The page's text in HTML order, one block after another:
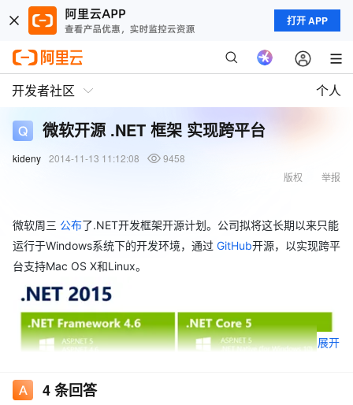
打开 APP
开发者社区 个人
微软开源 .NET 框架 实现跨平台
kideny 2014-11-13 11:12:08
9458
举报
版权
微软周三 公布了.NET开发框架开源计划。公司拟将这长期以来只能
运行于Windows系统下的开发环境，通过 GitHub开源，以实现跨平
台支持Mac OS X和Linux。
展开
4条回答